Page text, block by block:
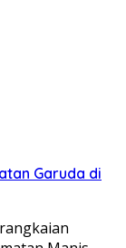
Garuda di